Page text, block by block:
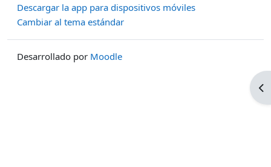
Descargar la app para dispositivos móviles
Cambiar al tema estándar
Desarrollado por Moodle